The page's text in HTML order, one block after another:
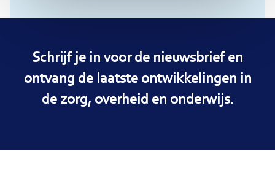
Schrijf je in voor de nieuwsbrief en
ontvang de laatste ontwikkelingen in
de zorg, overheid en onderwijs.